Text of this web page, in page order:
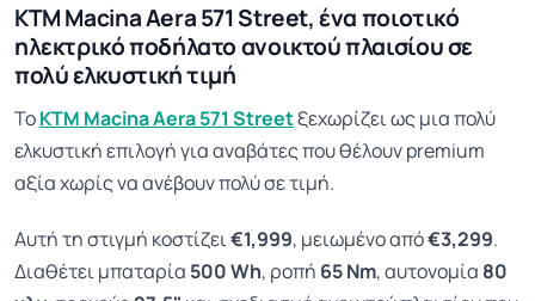
KTM Macina Aera 571 Street, ένα ποιοτικό
ηλεκτρικό ποδήλατο ανοικτού πλαισίου σε
πολύ ελκυστική τιμή
ΤοKTM Macina Aera 571 Streetξεχωρίζει ως μια πολύ
ελκυστική επιλογή για αναβάτες που θέλουν premium
αξία χωρίς να ανέβουν πολύ σε τιμή.
Αυτή τη στιγμή κοστίζει€1,999, μειωμένο από€3,299.
Διαθέτει μπαταρία 500 Wh, ροπή 65 Nm, αυτονομία 80